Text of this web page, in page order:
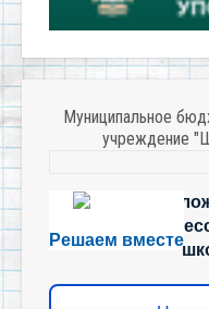
Муниципальное
учреждение
Решаем вместе
Есть
учебного